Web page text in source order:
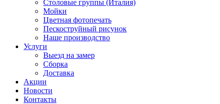
Столовые группы (Италия)
Мойки
Цветная фотопечать
Пескоструйный рисунок
Наше производство
Услуги
Выезд на замер
Сборка
Доставка
Акции
Новости
Контакты